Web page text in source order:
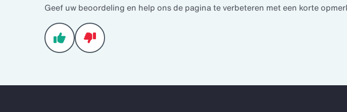
Geef uw beoordeling en help ons de pagina te verbeteren met een korte